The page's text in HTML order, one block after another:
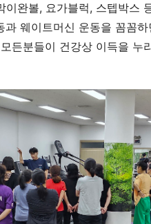
이완볼, 요가블럭, 스텝박스
과 웨이트머신 운동을 꼼꼼
든분들이 건강상 이득을 누